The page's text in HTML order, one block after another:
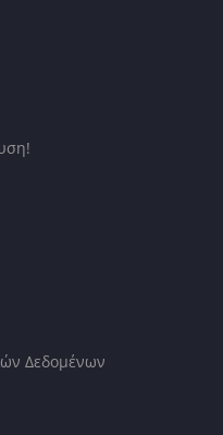
Δεδομένων